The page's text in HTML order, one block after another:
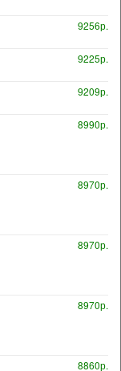
9256р.
9225р.
9209р.
8990р.
8970р.
8970р.
8970р.
8860р.